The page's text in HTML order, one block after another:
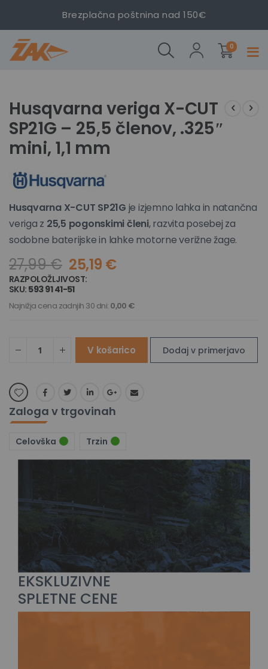
Brezplačna poštnina nad 150€
0izdelki
na
konec
galerije
slik
členov,
.325″ mini,
na
začetek
galerije
slik
Husqvarna veriga X-CUT
SP21G – 25,5 členov, .325″
mini, 1,1 mm
Husqvarna X-CUT SP21G je izjemno lahka in natančna
veriga z 25,5 pogonskimi členi, razvita posebej za
sodobne baterijske in lahke motorne verižne žage.
27,99 € 25,19 €
RAZPOLOŽLJIVOST:
SKU 593 91 41-51
Najnižja cena zadnjih 30 dni: 0,00 €
V košarico Dodaj v primerjavo
Zaloga v trgovinah
Celovška Trzin
EKSKLUZIVNE
SPLETNE CENE